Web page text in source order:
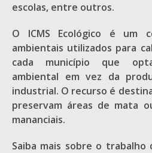
escolas, entre outros.
O ICMS Ecológico é um
ambientais utilizados para
cada município que
ambiental em vez da
industrial. O recurso é
preservam áreas de mata
mananciais.
Saiba mais sobre o trabalho